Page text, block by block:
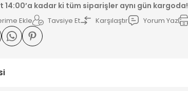
14:00’a kadar ki tüm siparişler aynı gün kargoda!
Tavsiye Et Karşılaştır Yorum Yaz